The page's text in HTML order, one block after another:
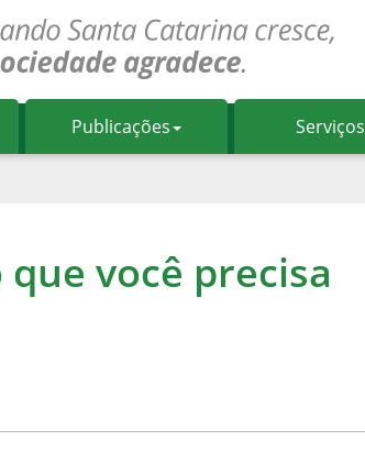
Publicações Serviços
você precisa